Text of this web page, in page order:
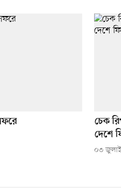
চেক
দেশে
০৩